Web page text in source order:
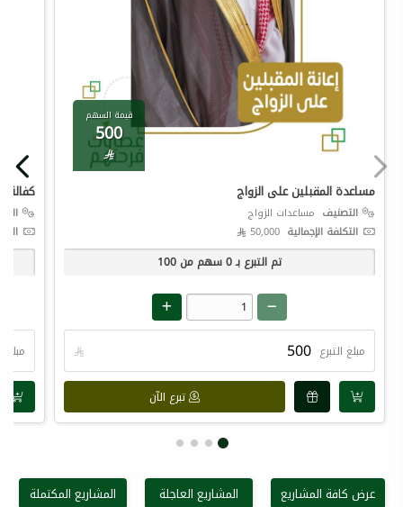
قيمة السهم
500

مساعدة المقبلين على الزواج
التصنيف مساعدات الزواج
التكلفة الإجمالية
تم التبرع بـ0سهم من 100
مبلغ التبرع 
تبرع الآن
كفالة
مبلغ
عرض كافة المشاريع المشاريع العاجلة المشاريع المكتملة